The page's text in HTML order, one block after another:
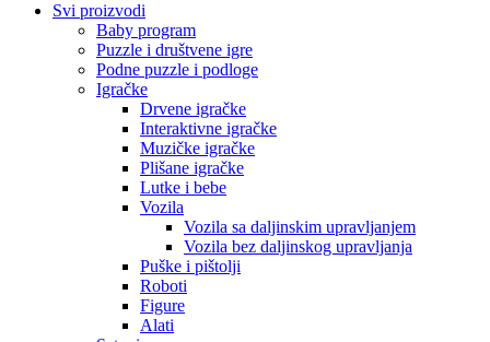
Svi proizvodi
Baby program
Puzzle i društvene igre
Podne puzzle i podloge
Igračke
Drvene igračke
Interaktivne igračke
Muzičke igračke
Plišane igračke
Lutke i bebe
Vozila
Vozila sa daljinskim upravljanjem
Vozila bez daljinskog upravljanja
Puške i pištolji
Roboti
Figure
Alati